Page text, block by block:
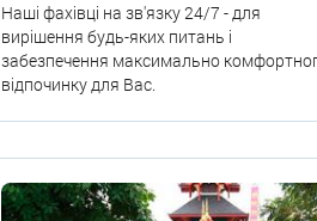
Наші фахівці на зв'язку 24/7 - для
вирішення будь-яких питань і
забезпечення максимально
відпочинку для Вас.